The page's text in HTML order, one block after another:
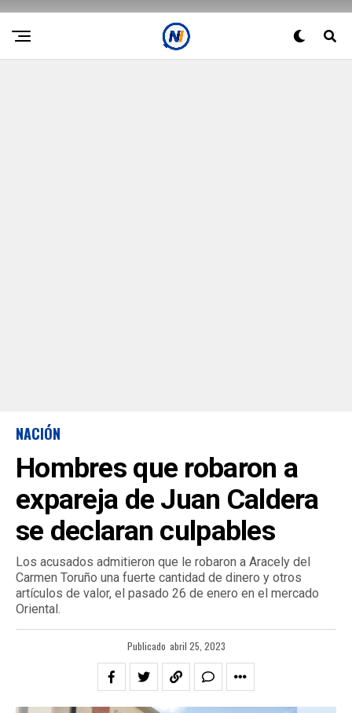
NACIÓN
Hombres que robaron a
expareja de Juan Caldera
se declaran culpables
Los acusados admitieron que le robaron a Aracely del
Carmen Toruño una fuerte cantidad de dinero y otros
artículos de valor, el pasado 26 de enero en el mercado
Oriental.
Publicado abril 25, 2023